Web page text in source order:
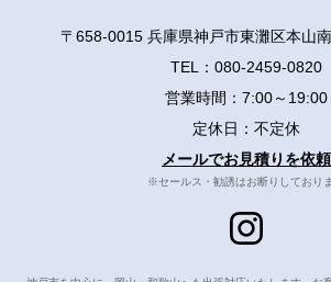
〒658-0015 兵庫県神戸市東灘区本山
TEL： 080-2459-0820
営業時間：7:00～19:00
定休日：不定休
メールでお見積りを依頼
※セールス・勧誘はお断りしており